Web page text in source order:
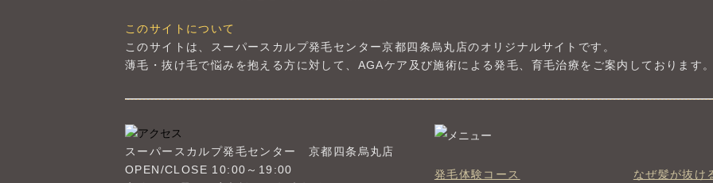
このサイトについて
このサイトは、スーパースカルプ発毛センター京都四条烏丸店のオリジナルサイトです。
薄毛・抜け毛で悩みを抱える方に対して、AGAケア及び施術による発毛、育毛治療をご案内しております
スーパースカルプ発毛センター 京都四条烏丸店
OPEN/CLOSE 10:00～19:00
発毛体験コース なぜ髪が抜け